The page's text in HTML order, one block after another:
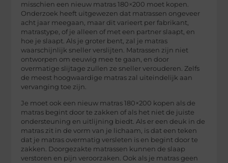
misschien een nieuw matras 180×200 moet kopen.
Onderzoek heeft uitgewezen dat matrassen ongeveer
acht jaar meegaan, maar dit varieert per fabrikant,
matrastype, of je alleen of met een partner slaapt, en
hoe je slaapt. Als je groter bent, zal je matras
waarschijnlijk sneller verslijten. Matrassen zijn niet
ontworpen om eeuwig mee te gaan, en door
overmatige slijtage zullen ze sneller verouderen. Zelfs
de meest hoogwaardige matras zal uiteindelijk aan
vervanging toe zijn.
Je moet ook een nieuw matras 180×200 kopen als de
matras begint door te zakken of als het niet de juiste
ondersteuning en uitlijning biedt. Als er een deuk in de
matras zit in de vorm van je lichaam, is dat een teken
dat je matras overmatig versleten is en begint door te
zakken. Doorgezakte matrassen kunnen de slaap
verstoren en pijn veroorzaken. Ook als je matras geen